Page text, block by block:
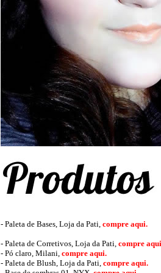
- Paleta de Bases, Loja da Pati, compre aqui.
- Paleta de Corretivos, Loja da Pati, compre
- Pó claro, Milani, compre aqui.
- Paleta de Blush, Loja da Pati, compre aqui.